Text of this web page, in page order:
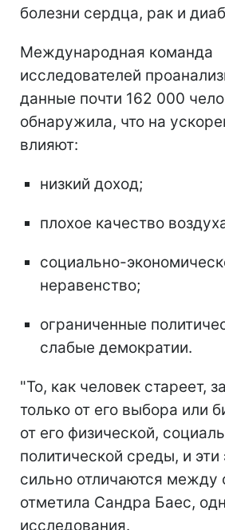
болезни сердца, рак и
Международная команда
исследователей
данные почти 162 000
обнаружила, что на
влияют:
низкий доход;
плохое качество
социально-
неравенство;
ограниченные
слабые демократии.
"То, как человек стареет,
только от его выбора или
от его физической,
политической среды, и
сильно отличаются между
отметила Сандра Баес,
исследования.